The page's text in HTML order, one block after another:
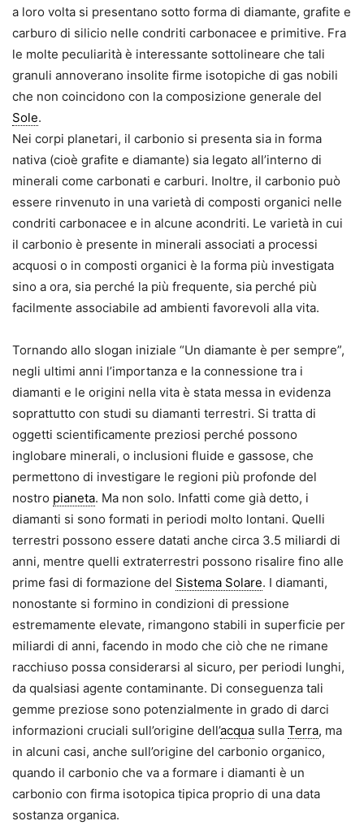
a loro volta si presentano sotto forma di diamante, grafite e
carburo di silicio nelle condriti carbonacee e primitive. Fra
le molte peculiarità è interessante sottolineare che tali
granuli annoverano insolite firme isotopiche di gas nobili
che non coincidono con la composizione generale del
Sole.
Nei corpi planetari, il carbonio si presenta sia in forma
nativa (cioè grafite e diamante) sia legato all’interno di
minerali come carbonati e carburi. Inoltre, il carbonio può
essere rinvenuto in una varietà di composti organici nelle
condriti carbonacee e in alcune acondriti. Le varietà in cui
il carbonio è presente in minerali associati a processi
acquosi o in composti organici è la forma più investigata
sino a ora, sia perché la più frequente, sia perché più
facilmente associabile ad ambienti favorevoli alla vita.
Tornando allo slogan iniziale “Un diamante è per sempre”,
negli ultimi anni l’importanza e la connessione tra i
diamanti e le origini nella vita è stata messa in evidenza
soprattutto con studi su diamanti terrestri. Si tratta di
oggetti scientificamente preziosi perché possono
inglobare minerali, o inclusioni fluide e gassose, che
permettono di investigare le regioni più profonde del
nostro pianeta. Ma non solo. Infatti come già detto, i
diamanti si sono formati in periodi molto lontani. Quelli
terrestri possono essere datati anche circa 3.5 miliardi di
anni, mentre quelli extraterrestri possono risalire fino alle
prime fasi di formazione del Sistema Solare. I diamanti,
nonostante si formino in condizioni di pressione
estremamente elevate, rimangono stabili in superficie per
miliardi di anni, facendo in modo che ciò che ne rimane
racchiuso possa considerarsi al sicuro, per periodi lunghi,
da qualsiasi agente contaminante. Di conseguenza tali
gemme preziose sono potenzialmente in grado di darci
informazioni cruciali sull’origine dell’acqua sulla Terra, ma
in alcuni casi, anche sull’origine del carbonio organico,
quando il carbonio che va a formare i diamanti è un
carbonio con firma isotopica tipica proprio di una data
sostanza organica.